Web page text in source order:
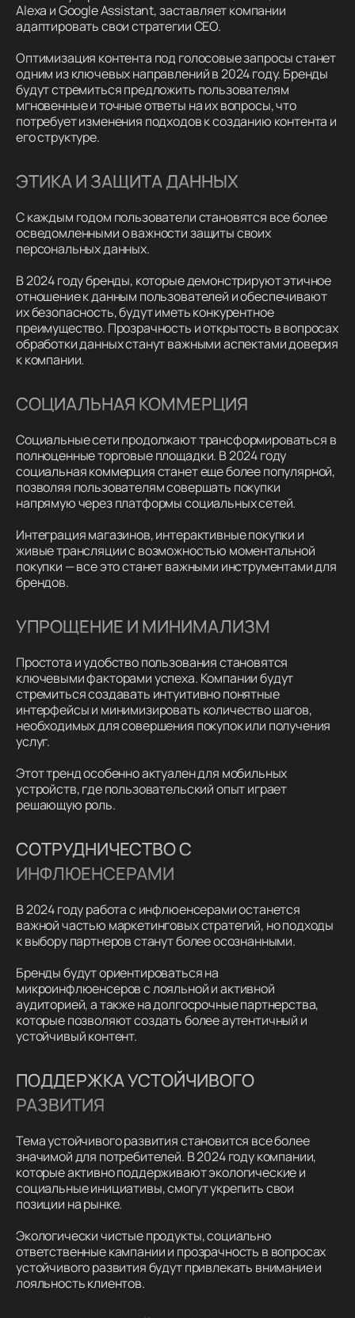
Alexa и Google Assistant, заставляет компании
адаптировать свои стратегии СЕО.
Оптимизация контента под голосовые запросы станет
одним из ключевых направлений в 2024 году. Бренды
будут стремиться предложить пользователям
мгновенные и точные ответы на их вопросы, что
потребует изменения подходов к созданию контента и
его структуре.
ЭТИКА И ЗАЩИТА ДАННЫХ
С каждым годом пользователи становятся все более
осведомленными о важности защиты своих
персональных данных.
В 2024 году бренды, которые демонстрируют этичное
отношение к данным пользователей и обеспечивают
их безопасность, будут иметь конкурентное
преимущество. Прозрачность и открытость в вопросах
обработки данных станут важными аспектами доверия
к компании.
СОЦИАЛЬНАЯ КОММЕРЦИЯ
Социальные сети продолжают трансформироваться в
полноценные торговые площадки. В 2024 году
социальная коммерция станет еще более популярной,
позволяя пользователям совершать покупки
напрямую через платформы социальных сетей.
Интеграция магазинов, интерактивные покупки и
живые трансляции с возможностью моментальной
покупки — все это станет важными инструментами для
брендов.
УПРОЩЕНИЕ И МИНИМАЛИЗМ
Простота и удобство пользования становятся
ключевыми факторами успеха. Компании будут
стремиться создавать интуитивно понятные
интерфейсы и минимизировать количество шагов,
необходимых для совершения покупок или получения
услуг.
Этот тренд особенно актуален для мобильных
устройств, где пользовательский опыт играет
решающую роль.
СОТРУДНИЧЕСТВО С
ИНФЛЮЕНСЕРАМИ
В 2024 году работа с инфлюенсерами останется
важной частью маркетинговых стратегий, но подходы
к выбору партнеров станут более осознанными.
Бренды будут ориентироваться на
микроинфлюенсеров с лояльной и активной
аудиторией, а также на долгосрочные партнерства,
которые позволяют создать более аутентичный и
устойчивый контент.
ПОДДЕРЖКА УСТОЙЧИВОГО
РАЗВИТИЯ
Тема устойчивого развития становится все более
значимой для потребителей. В 2024 году компании,
которые активно поддерживают экологические и
социальные инициативы, смогут укрепить свои
позиции на рынке.
Экологически чистые продукты, социально
ответственные кампании и прозрачность в вопросах
устойчивого развития будут привлекать внимание и
лояльность клиентов.